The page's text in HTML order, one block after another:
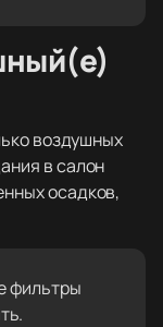
воздушных
в салон
осадков,
фильтры